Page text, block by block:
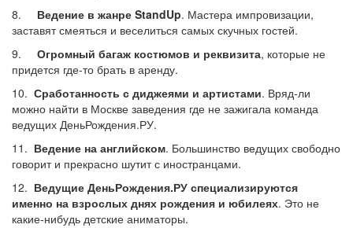
8. Ведение в жанре StandUp. Мастера импровизации,
заставят смеяться и веселиться самых скучных гостей.
9. Огромный багаж костюмов и реквизита, которые не
придется где-то брать в аренду.
10. Сработанность с диджеями и артистами. Вряд-ли
можно найти в Москве заведения где не зажигала команда
ведущих ДеньРождения.РУ.
11. Ведение на английском. Большинство ведущих свободно
говорит и прекрасно шутит с иностранцами.
12. Ведущие ДеньРождения.РУ специализируются
именно на взрослых днях рождения и юбилеях. Это не
какие-нибудь детские аниматоры.